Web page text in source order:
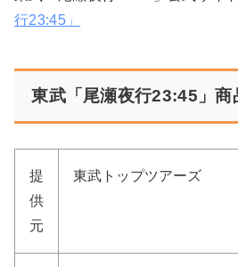
行23:45」
東武「尾瀬夜行23:45」商
提
供
元
東武トップツアーズ